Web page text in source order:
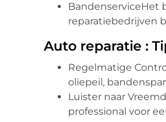
BandenserviceHet
reparatiebedrijven
Auto reparatie :
Regelmatige
oliepeil,
Luister naar
professional voor